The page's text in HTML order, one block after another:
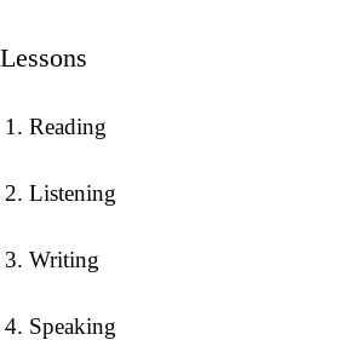
Lessons
Reading
Listening
Writing
Speaking